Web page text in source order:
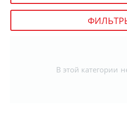
В этой категории